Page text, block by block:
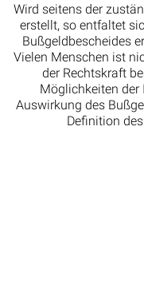
Wird seitens der
erstellt, so entfaltet
Bußgeldbescheides
Vielen Menschen ist
der Rechtskraft
Möglichkeiten der
Auswirkung des
Definition